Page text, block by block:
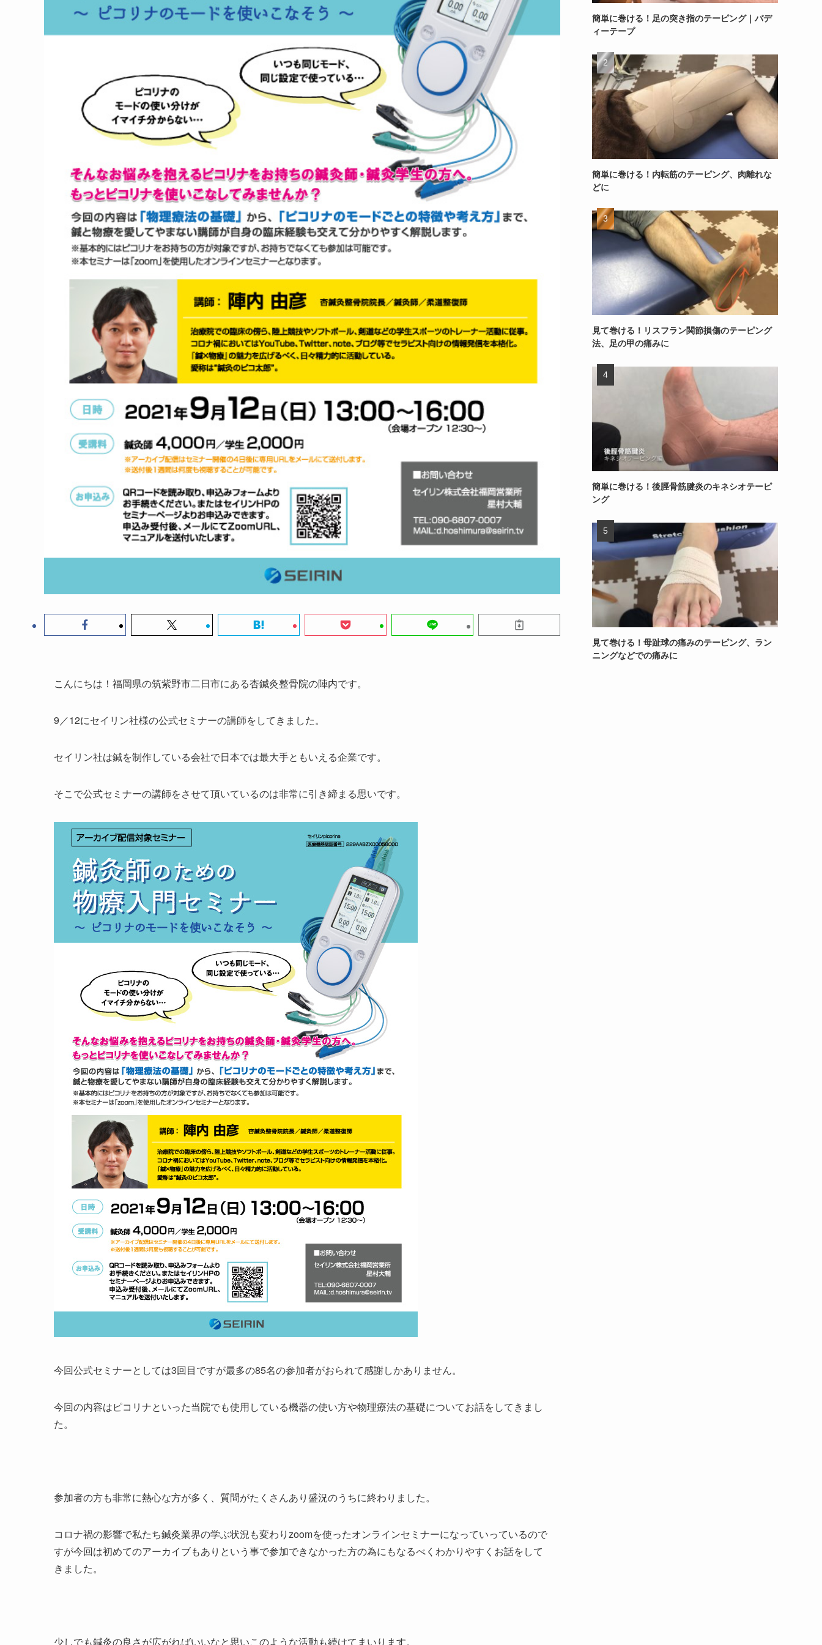
こんにちは！福岡県の筑紫野市二日市にある杏鍼灸整骨院の陣内です。
9／12にセイリン社様の公式セミナーの講師をしてきました。
セイリン社は鍼を制作している会社で日本では最大手ともいえる企業です。
そこで公式セミナーの講師をさせて頂いているのは非常に引き締まる思いです。
今回公式セミナーとしては3回目ですが最多の85名の参加者がおられて感謝しかありません。
今回の内容はピコリナといった当院でも使用している機器の使い方や物理療法の基礎についてお話をしてきまし
た。
参加者の方も非常に熱心な方が多く、質問がたくさんあり盛況のうちに終わりました。
コロナ禍の影響で私たち鍼灸業界の学ぶ状況も変わりzoomを使ったオンラインセミナーになっていっているので
すが今回は初めてのアーカイブもありという事で参加できなかった方の為にもなるべくわかりやすくお話をして
きました。
少しでも鍼灸の良さが広がればいいなと思いこのような活動も続けてまいります。
簡単に巻ける！足の突き指のテーピング｜バデ
ィーテープ
簡単に巻ける！内転筋のテーピング、肉離れな
どに
見て巻ける！リスフラン関節損傷のテーピング
法、足の甲の痛みに
簡単に巻ける！後脛骨筋腱炎のキネシオテーピ
ング
見て巻ける！母趾球の痛みのテーピング、ラン
ニングなどでの痛みに